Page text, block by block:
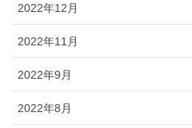
2022年12月
2022年11月
2022年9月
2022年8月